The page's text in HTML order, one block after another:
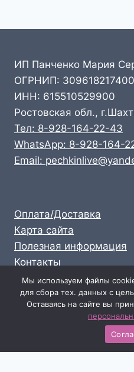
ИП Панченко Мария
ОГРНИП:
ИНН: 615510529900
Ростовская обл.,
Тел: 8-928-164-22-43
WhatsApp: 8-928-164-
Email:
Оплата/Доставка
Карта сайта
Полезная информация
Контакты
Личный кабинет
Опт: 8-928-164-22-43
Розница: 8-989-711-
Мы используем файлы
для сбора тех. данных с
Оставаясь на сайте вы